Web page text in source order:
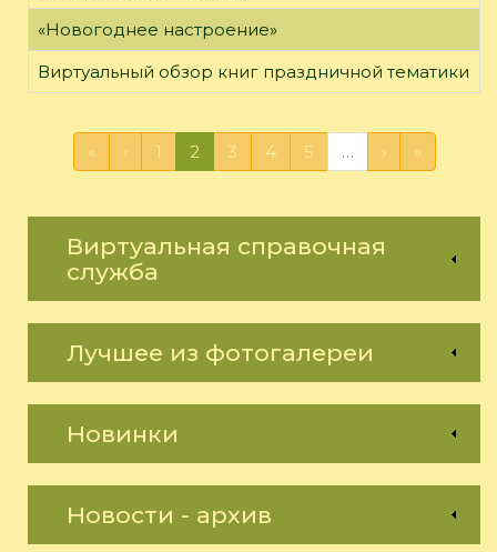
«Новогоднее настроение»
Виртуальный обзор книг праздничной тематики
« ‹ 1 2 3 4 5 … › »
Виртуальная справочная
служба
Лучшее из фотогалереи
Новинки
Новости - архив